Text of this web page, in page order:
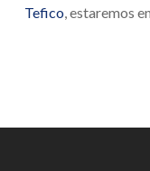
Tefico, estaremos